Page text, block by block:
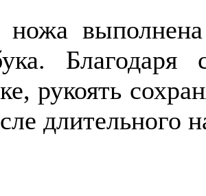
ножа
Благодаря
рукоять
длительного